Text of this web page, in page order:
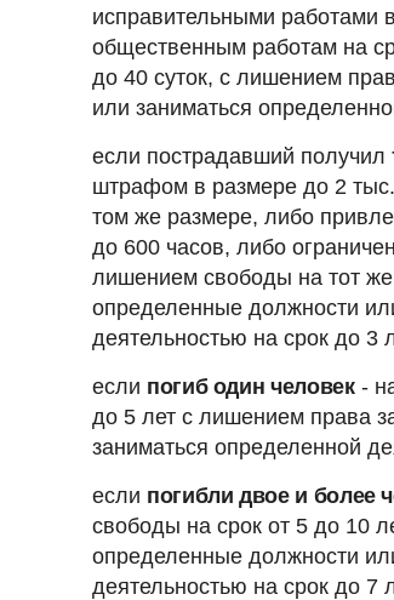
исправительными работами
общественным работам на
до 40 суток, с лишением
или заниматься
если пострадавший получил
штрафом в размере до 2
том же размере, либо
до 600 часов, либо
лишением свободы на тот
определенные должности
деятельностью на срок до 3
если погиб один человек-
до 5 лет с лишением права
заниматься определенной
если погибли двое и более
свободы на срок от 5 до 10
определенные должности
деятельностью на срок до 7